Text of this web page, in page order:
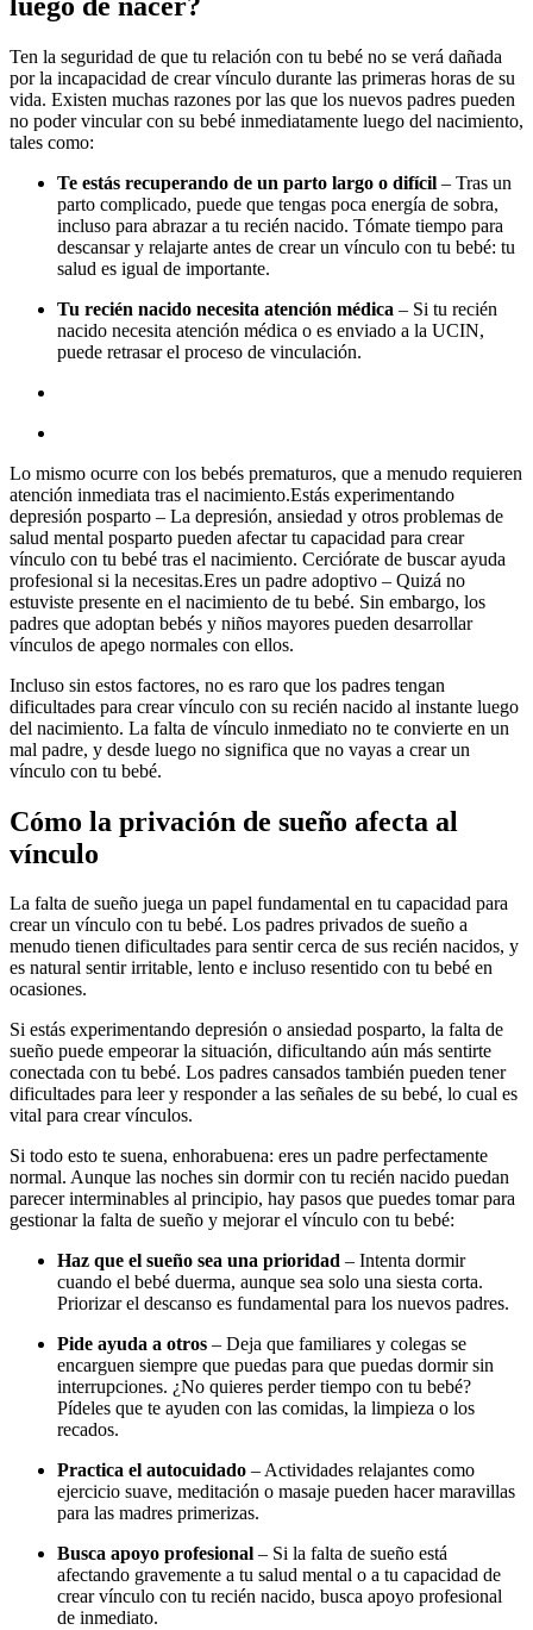
Ten la seguridad de que tu relación con tu bebé no se verá dañada
por la incapacidad de crear vínculo durante las primeras horas de su
vida. Existen muchas razones por las que los nuevos padres pueden
no poder vincular con su bebé inmediatamente luego del nacimiento,
tales como:
Te estás recuperando de un parto largo o difícil – Tras un
parto complicado, puede que tengas poca energía de sobra,
incluso para abrazar a tu recién nacido. Tómate tiempo para
descansar y relajarte antes de crear un vínculo con tu bebé: tu
salud es igual de importante.
Tu recién nacido necesita atención médica – Si tu recién
nacido necesita atención médica o es enviado a la UCIN,
puede retrasar el proceso de vinculación.
Lo mismo ocurre con los bebés prematuros, que a menudo requieren
atención inmediata tras el nacimiento.Estás experimentando
depresión posparto – La depresión, ansiedad y otros problemas de
salud mental posparto pueden afectar tu capacidad para crear
vínculo con tu bebé tras el nacimiento. Cerciórate de buscar ayuda
profesional si la necesitas.Eres un padre adoptivo – Quizá no
estuviste presente en el nacimiento de tu bebé. Sin embargo, los
padres que adoptan bebés y niños mayores pueden desarrollar
vínculos de apego normales con ellos.
Incluso sin estos factores, no es raro que los padres tengan
dificultades para crear vínculo con su recién nacido al instante luego
del nacimiento. La falta de vínculo inmediato no te convierte en un
mal padre, y desde luego no significa que no vayas a crear un
vínculo con tu bebé.
Cómo la privación de sueño afecta al
vínculo
La falta de sueño juega un papel fundamental en tu capacidad para
crear un vínculo con tu bebé. Los padres privados de sueño a
menudo tienen dificultades para sentir cerca de sus recién nacidos, y
es natural sentir irritable, lento e incluso resentido con tu bebé en
ocasiones.
Si estás experimentando depresión o ansiedad posparto, la falta de
sueño puede empeorar la situación, dificultando aún más sentirte
conectada con tu bebé. Los padres cansados también pueden tener
dificultades para leer y responder a las señales de su bebé, lo cual es
vital para crear vínculos.
Si todo esto te suena, enhorabuena: eres un padre perfectamente
normal. Aunque las noches sin dormir con tu recién nacido puedan
parecer interminables al principio, hay pasos que puedes tomar para
gestionar la falta de sueño y mejorar el vínculo con tu bebé:
Haz que el sueño sea una prioridad – Intenta dormir
cuando el bebé duerma, aunque sea solo una siesta corta.
Priorizar el descanso es fundamental para los nuevos padres.
Pide ayuda a otros – Deja que familiares y colegas se
encarguen siempre que puedas para que puedas dormir sin
interrupciones. ¿No quieres perder tiempo con tu bebé?
Pídeles que te ayuden con las comidas, la limpieza o los
recados.
Practica el autocuidado – Actividades relajantes como
ejercicio suave, meditación o masaje pueden hacer maravillas
para las madres primerizas.
Busca apoyo profesional – Si la falta de sueño está
afectando gravemente a tu salud mental o a tu capacidad de
crear vínculo con tu recién nacido, busca apoyo profesional
de inmediato.